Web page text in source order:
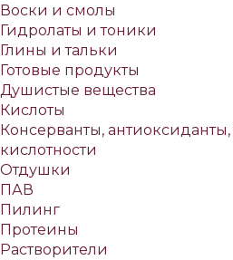
Воски и смолы
Гидролаты и тоники
Глины и тальки
Готовые продукты
Душистые вещества
Кислоты
Консерванты,
кислотности
Отдушки
ПАВ
Пилинг
Протеины
Растворители